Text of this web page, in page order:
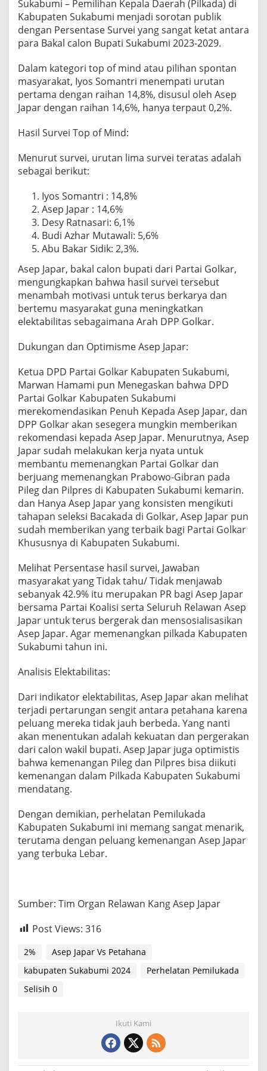
,
p
a
d
a
e
r
h
e
l
n
u
k
a
d
a
k
a
b
u
p
e
S
u
k
a
b
u
m
i
0
2
4
Sukabumi – Pemilihan Kepala Daerah (Pilkada) di
Kabupaten Sukabumi menjadi sorotan publik
dengan Persentase Survei yang sangat ketat antara
para Bakal calon Bupati Sukabumi 2023-2029.
Dalam kategori top of mind atau pilihan spontan
masyarakat, Iyos Somantri menempati urutan
pertama dengan raihan 14,8%, disusul oleh Asep
Japar dengan raihan 14,6%, hanya terpaut 0,2%.
Hasil Survei Top of Mind:
Menurut survei, urutan lima survei teratas adalah
sebagai berikut:
Iyos Somantri : 14,8%
Asep Japar : 14,6%
Desy Ratnasari: 6,1%
Budi Azhar Mutawali: 5,6%
Abu Bakar Sidik: 2,3%.
Asep Japar, bakal calon bupati dari Partai Golkar,
mengungkapkan bahwa hasil survei tersebut
menambah motivasi untuk terus berkarya dan
bertemu masyarakat guna meningkatkan
elektabilitas sebagaimana Arah DPP Golkar.
Dukungan dan Optimisme Asep Japar:
Ketua DPD Partai Golkar Kabupaten Sukabumi,
Marwan Hamami pun Menegaskan bahwa DPD
Partai Golkar Kabupaten Sukabumi
merekomendasikan Penuh Kepada Asep Japar, dan
DPP Golkar akan sesegera mungkin memberikan
rekomendasi kepada Asep Japar. Menurutnya, Asep
Japar sudah melakukan kerja nyata untuk
membantu memenangkan Partai Golkar dan
berjuang memenangkan Prabowo-Gibran pada
Pileg dan Pilpres di Kabupaten Sukabumi kemarin.
dan Hanya Asep Japar yang konsisten mengikuti
tahapan seleksi Bacakada di Golkar, Asep Japar pun
sudah memberikan yang terbaik bagi Partai Golkar
Khususnya di Kabupaten Sukabumi.
Melihat Persentase hasil survei, Jawaban
masyarakat yang Tidak tahu/ Tidak menjawab
sebanyak 42.9% itu merupakan PR bagi Asep Japar
bersama Partai Koalisi serta Seluruh Relawan Asep
Japar untuk terus bergerak dan mensosialisasikan
Asep Japar. Agar memenangkan pilkada Kabupaten
Sukabumi tahun ini.
Analisis Elektabilitas:
Dari indikator elektabilitas, Asep Japar akan melihat
terjadi pertarungan sengit antara petahana karena
peluang mereka tidak jauh berbeda. Yang nanti
akan menentukan adalah kekuatan dan pergerakan
dari calon wakil bupati. Asep Japar juga optimistis
bahwa kemenangan Pileg dan Pilpres bisa diikuti
kemenangan dalam Pilkada Kabupaten Sukabumi
mendatang.
Dengan demikian, perhelatan Pemilukada
Kabupaten Sukabumi ini memang sangat menarik,
terutama dengan peluang kemenangan Asep Japar
yang terbuka Lebar.
Sumber: Tim Organ Relawan Kang Asep Japar
Post Views: 316
2%
Asep Japar Vs Petahana
kabupaten Sukabumi 2024
Perhelatan Pemilukada
Selisih 0
Ikuti Kami